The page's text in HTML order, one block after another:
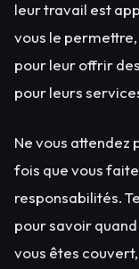
leur travail est
vous le
pour leur offrir
pour leurs
Ne vous attendez
fois que vous
responsabilités.
pour savoir
vous êtes